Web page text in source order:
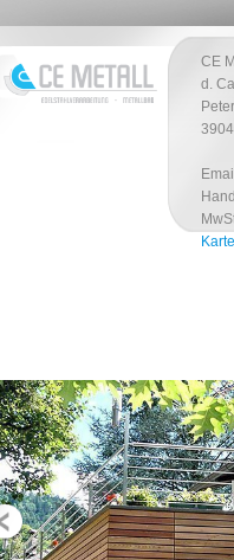
CE
d.
Karte